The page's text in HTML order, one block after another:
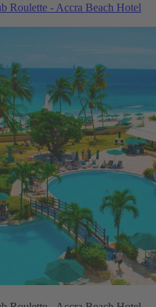
Roulette - Accra Beach Hotel